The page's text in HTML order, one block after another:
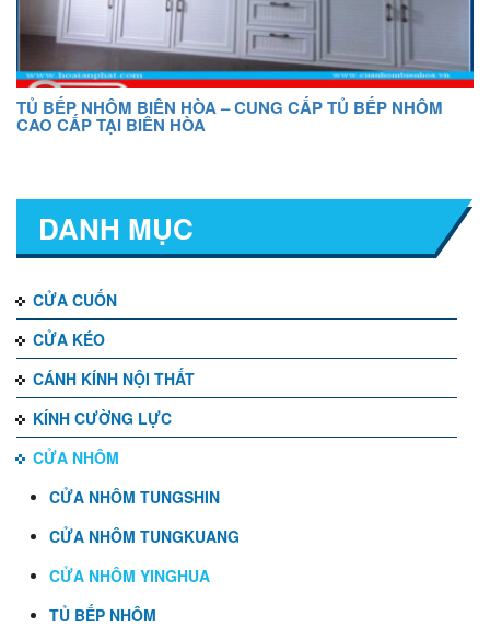
TỦ BẾP NHÔM BIÊN HÒA – CUNG CẤP TỦ BẾP NHÔM
CAO CẤP TẠI BIÊN HÒA
DANH MỤC
CỬA CUỐN
CỬA KÉO
CÁNH KÍNH NỘI THẤT
KÍNH CƯỜNG LỰC
CỬA NHÔM
CỬA NHÔM TUNGSHIN
CỬA NHÔM TUNGKUANG
CỬA NHÔM YINGHUA
TỦ BẾP NHÔM